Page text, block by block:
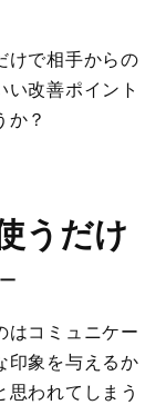
けで相手からの
い改善ポイント
か？
うだけ
－
はコミュニケー
印象を与えるか
思われてしまう